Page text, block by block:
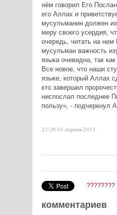
нём говорил Его
его Аллах и
мусульманин должен
меру своего усердия,
очередь, читать на
мусульман важность
языка очевидна, так
Все новое, что наши
языке, который Аллах
кто завершил
ниспослал последнее
пользу», - подчеркнул
23:26 01 апреля 2013
????????
комментариев